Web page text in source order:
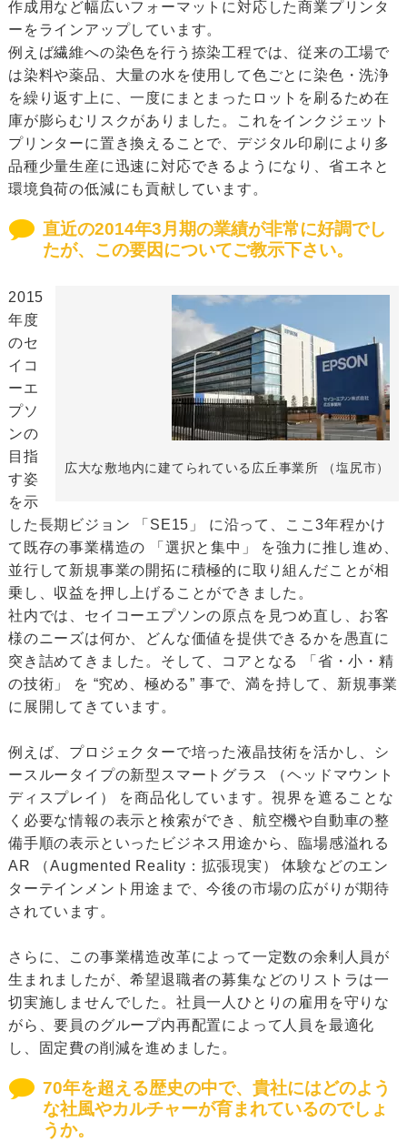
作成用など幅広いフォーマットに対応した商業プリンタ
ーをラインアップしています。
例えば繊維への染色を行う捺染工程では、従来の工場で
は染料や薬品、大量の水を使用して色ごとに染色・洗浄
を繰り返す上に、一度にまとまったロットを刷るため在
庫が膨らむリスクがありました。これをインクジェット
プリンターに置き換えることで、デジタル印刷により多
品種少量生産に迅速に対応できるようになり、省エネと
環境負荷の低減にも貢献しています。
直近の2014年3月期の業績が非常に好調でし
たが、この要因についてご教示下さい。
広大な敷地内に建てられている広丘事業所 （塩尻市）
2015
年度
のセ
イコ
ーエ
プソ
ンの
目指
す姿
を示
した長期ビジョン 「SE15」 に沿って、ここ3年程かけ
て既存の事業構造の 「選択と集中」 を強力に推し進め、
並行して新規事業の開拓に積極的に取り組んだことが相
乗し、収益を押し上げることができました。
社内では、セイコーエプソンの原点を見つめ直し、お客
様のニーズは何か、どんな価値を提供できるかを愚直に
突き詰めてきました。そして、コアとなる 「省・小・精
の技術」 を “究め、極める” 事で、満を持して、新規事業
に展開してきています。
例えば、プロジェクターで培った液晶技術を活かし、シ
ースルータイプの新型スマートグラス （ヘッドマウント
ディスプレイ） を商品化しています。視界を遮ることな
く必要な情報の表示と検索ができ、航空機や自動車の整
備手順の表示といったビジネス用途から、臨場感溢れる
AR （Augmented Reality：拡張現実） 体験などのエン
ターテインメント用途まで、今後の市場の広がりが期待
されています。
さらに、この事業構造改革によって一定数の余剰人員が
生まれましたが、希望退職者の募集などのリストラは一
切実施しませんでした。社員一人ひとりの雇用を守りな
がら、要員のグループ内再配置によって人員を最適化
し、固定費の削減を進めました。
70年を超える歴史の中で、貴社にはどのよう
な社風やカルチャーが育まれているのでしょ
うか。